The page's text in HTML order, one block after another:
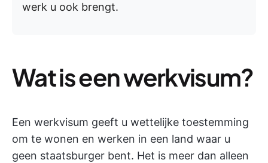
werk u ook brengt.
Wat is een werkvisum?
Een werkvisum geeft u wettelijke toestemming
om te wonen en werken in een land waar u
geen staatsburger bent. Het is meer dan alleen